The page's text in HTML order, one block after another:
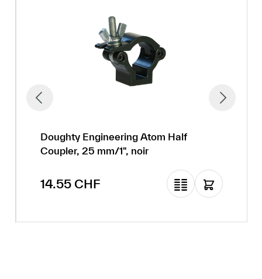
Doughty Engineering Atom Half
Coupler, 25 mm/1", noir
Prix régulier :
14.55 CHF